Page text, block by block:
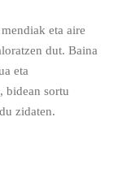
eta aire
dut. Baina
eta
bidean sortu
zidaten.